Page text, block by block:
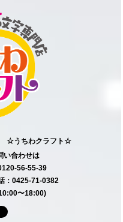
☆うちわクラフト☆
い合わせは
56-55-39
：0425-71-0382
〜18:00)